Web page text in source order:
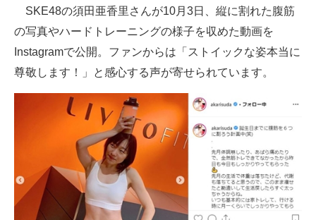
ITの今と未来を見通す
スマホと通信の最新トレンド
進化するPCとデバイスの未来
好きが集まる 比べて選べる
ビジネスと働き方のヒント
AI活用のいまが分かる
企業ITのトレンドを詳説
SKE48の須田亜香里さんが10月3日、縦に割れた腹筋
の写真やハードトレーニングの様子を収めた動画を
Instagramで公開。ファンからは「ストイックな姿本当に
尊敬します！」と感心する声が寄せられています。